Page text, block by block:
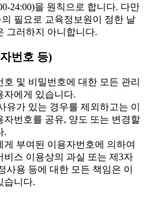
24:00)을 원칙으로 합니다. 다만
필요로 교육정보원이 정한 날
그러하지 아니합니다.
번호 등)
및 비밀번호에 대한 모든 관리
자에게 있습니다.
가 있는 경우를 제외하고는 이
자번호를 공유, 양도 또는 변경할
.
부여된 이용자번호에 의하여
비스 이용상의 과실 또는 제3자
사용 등에 대한 모든 책임은 이
습니다.